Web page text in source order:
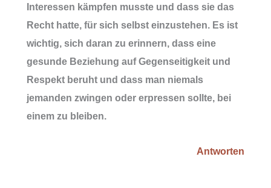
Interessen kämpfen musste und dass sie das
Recht hatte, für sich selbst einzustehen. Es ist
wichtig, sich daran zu erinnern, dass eine
gesunde Beziehung auf Gegenseitigkeit und
Respekt beruht und dass man niemals
jemanden zwingen oder erpressen sollte, bei
einem zu bleiben.
Antworten